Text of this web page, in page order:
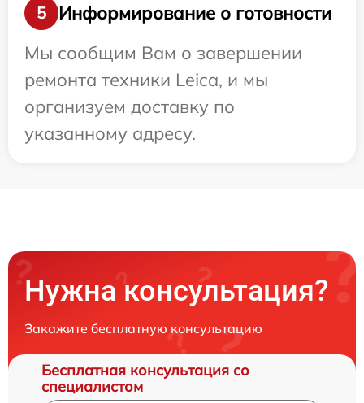
5
Информирование о готовности
Мы сообщим Вам о завершении
ремонта техники Leica, и мы
организуем доставку по
указанному адресу.
Нужна консультация?
Закажите бесплатную консультацию
Бесплатная консультация со
специалистом